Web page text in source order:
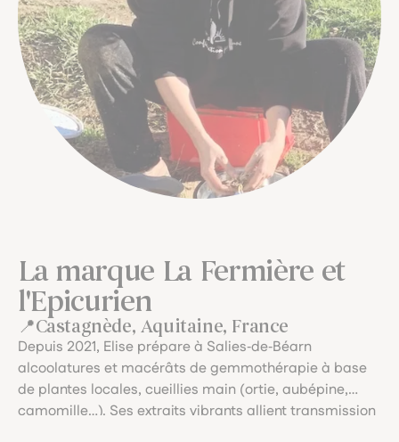
La marque La Fermière et
l'Epicurien
Castagnède, Aquitaine, France
Depuis 2021, Elise prépare à Salies‑de‑Béarn
alcoolatures et macérâts de gemmothérapie à base
de plantes locales, cueillies main (ortie, aubépine,
camomille…). Ses extraits vibrants allient transmission